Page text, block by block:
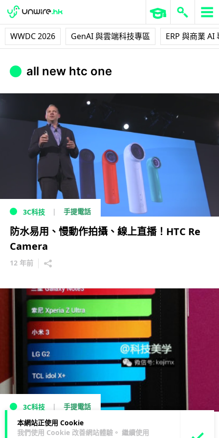
WWDC 2026 GenAI 與雲端科技專區 ERP 與商業 AI
本網站正使用 Cookie
我們使用 Cookie 改善網站體驗。 繼續使用
all new htc one
3C科技 手提電話
防水易用、慢動作拍攝、線上直播！HTC Re
Camera
12 年前
3C科技 手提電話
效能更勝 Note 3？HTC M8 安兔兔效能曝光